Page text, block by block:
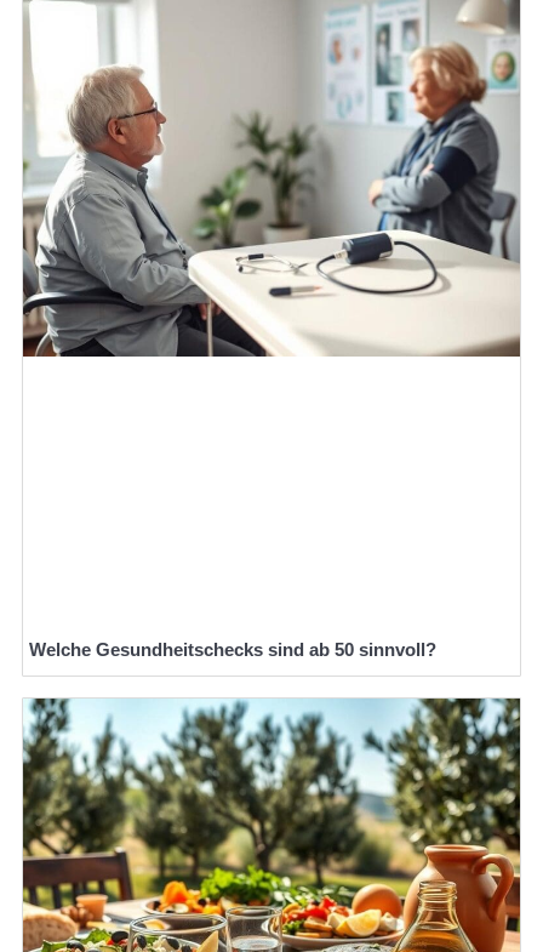
Welche Gesundheitschecks sind ab 50 sinnvoll?